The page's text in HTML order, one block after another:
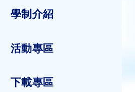
學制介紹
活動專區
下載專區